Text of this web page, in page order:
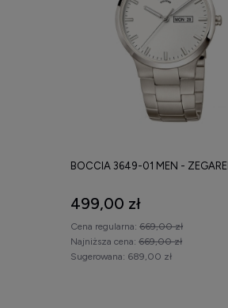
BOCCIA 3649-01 MEN -
499,00 zł
Cena regularna: 669,00 zł
Najniższa cena: 669,00 zł
Sugerowana: 689,00 zł